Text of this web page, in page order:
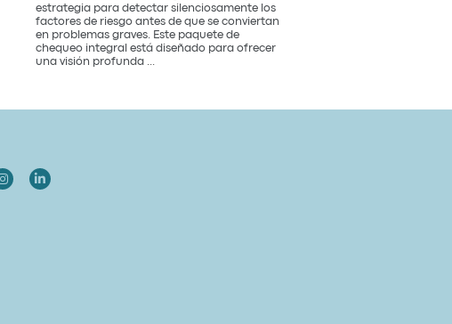
estrategia para detectar silenciosamente los
factores de riesgo antes de que se conviertan
en problemas graves. Este paquete de
chequeo integral está diseñado para ofrecer
una visión profunda ...